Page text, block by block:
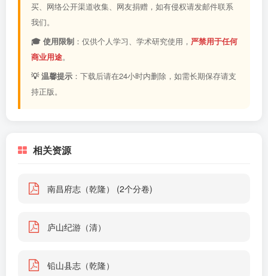
买、网络公开渠道收集、网友捐赠，如有侵权请发邮件联系
我们。
🎓 使用限制 ：仅供个人学习、学术研究使用， 严禁用于任何
商业用途。
💡 温馨提示 ：下载后请在24小时内删除，如需长期保存请支
持正版。
相关资源
南昌府志（乾隆） (2个分卷)
庐山纪游（清）
铅山县志（乾隆）